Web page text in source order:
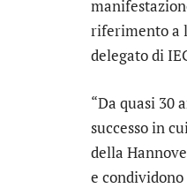
riferimento a
delegato di
“Da quasi 30
successo in
della
e